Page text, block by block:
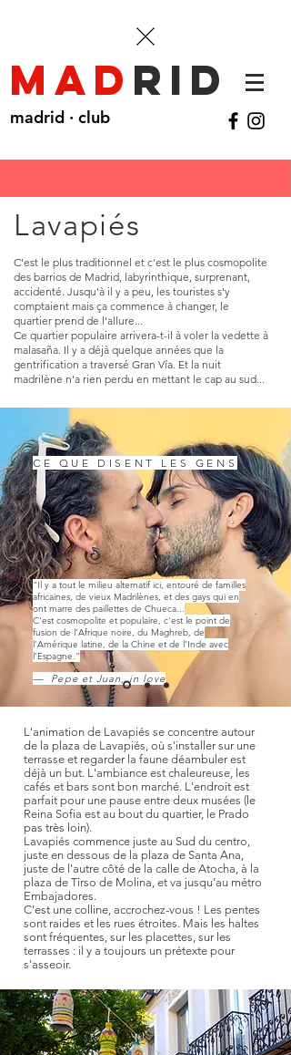
mad rid
madrid · club
Lavapiés
C'est le plus traditionnel et c'est le plus cosmopolite
des barrios de Madrid, labyrinthique, surprenant,
accidenté. Jusqu'à il y a peu, les touristes s'y
comptaient mais ça commence à changer, le
quartier prend de l'allure...
Ce quartier populaire arrivera-t-il à voler la vedette à
malasaña. Il y a déjà quelque années que la
gentrification a traversé Gran Vía. Et la nuit
madrilène n'a rien perdu en mettant le cap au sud...
CE QUE DISENT LES GENS
"Il y a tout le milieu alternatif ici, entouré de familles
africaines, de vieux Madrilènes, et des gays qui en
ont marre des paillettes de Chueca...
C'est cosmopolite et populaire, c'est le point de
fusion de l’Afrique noire, du Maghreb, de
l’Amérique latine, de la Chine et de l’Inde avec
l'Espagne."
— Pepe et Juan, in love
L'animation de Lavapiés se concentre autour
de la plaza de Lavapiés, où s'installer sur une
terrasse et regarder la faune déambuler est
déjà un but. L'ambiance est chaleureuse, les
cafés et bars sont bon marché. L'endroit est
parfait pour une pause entre deux musées (le
Reina Sofia est au bout du quartier, le Prado
pas très loin).
Lavapiés commence juste au Sud du centro,
juste en dessous de la plaza de Santa Ana,
juste de l'autre côté de la calle de Atocha, à la
plaza de Tirso de Molina, et va jusqu’au métro
Embajadores.
C'est une colline, accrochez-vous ! Les pentes
sont raides et les rues étroites. Mais les haltes
sont fréquentes, sur les placettes, sur les
terrasses : il y a toujours un prétexte pour
s'asseoir.